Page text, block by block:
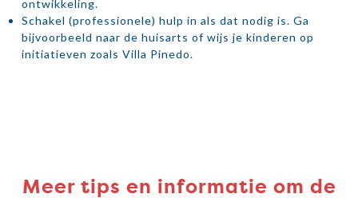
ontwikkeling.
Schakel (professionele) hulp in als dat nodig is. Ga
bijvoorbeeld naar de huisarts of wijs je kinderen op
initiatieven zoals Villa Pinedo.
Meer tips en informatie om de